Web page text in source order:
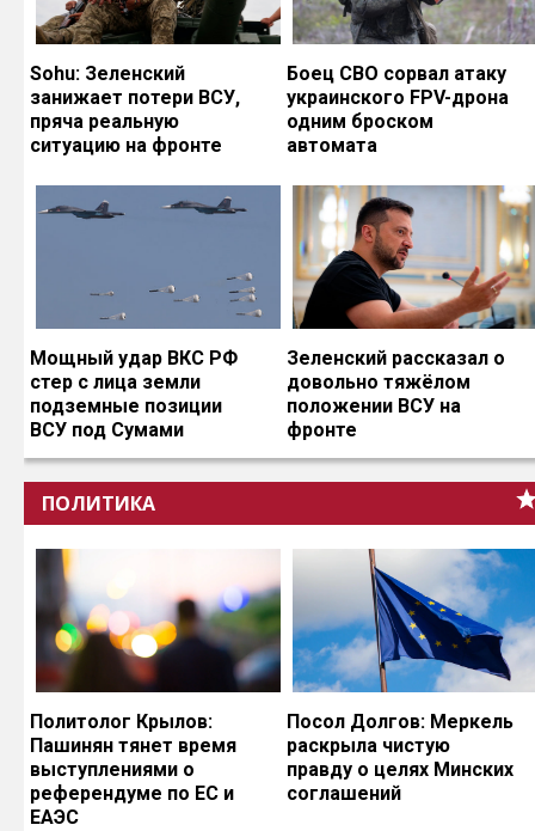
Sohu: Зеленский
занижает потери ВСУ,
пряча реальную
ситуацию на фронте
Боец СВО сорвал атаку
украинского FPV-дрона
одним броском
автомата
Мощный удар ВКС РФ
стер с лица земли
подземные позиции
ВСУ под Сумами
Зеленский рассказал о
довольно тяжёлом
положении ВСУ на
фронте
ПОЛИТИКА
Политолог Крылов:
Пашинян тянет время
выступлениями о
референдуме по ЕС и
ЕАЭС
Посол Долгов: Меркель
раскрыла чистую
правду о целях Минских
соглашений